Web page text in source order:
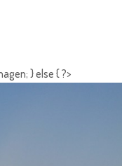
} else { ?>